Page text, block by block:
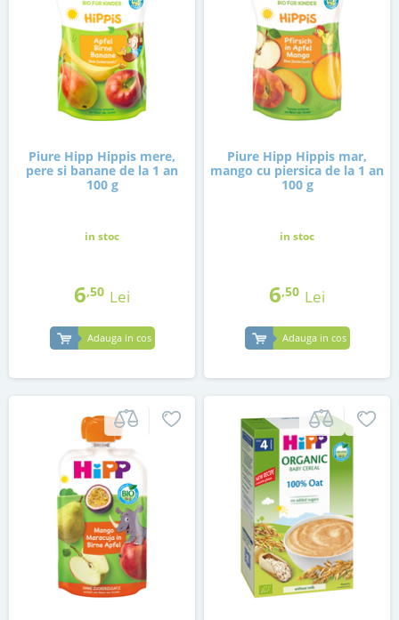
Piure Hipp Hippis mere,
pere si banane de la 1 an
100 g
in stoc
6,50 Lei
Adauga in cos
Piure Hipp Hippis mar,
mango cu piersica de la 1 an
100 g
in stoc
6,50 Lei
Adauga in cos